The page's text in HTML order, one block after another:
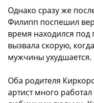
Однако сразу же
Филипп поспешил
время находился
вызвала скорую,
мужчины ухудшается.
Оба родителя
артист много